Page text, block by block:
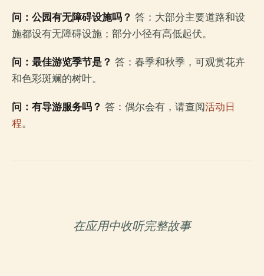
问：公园有无障碍设施吗？ 答：大部分主要道路和设
施都设有无障碍设施；部分小径有高低起伏。
问：最佳游览季节是？ 答：春季和秋季，可观赏花卉
和色彩斑斓的树叶。
问：有导游服务吗？ 答：偶尔会有，请查阅活动日
程。
在应用中收听完整故事